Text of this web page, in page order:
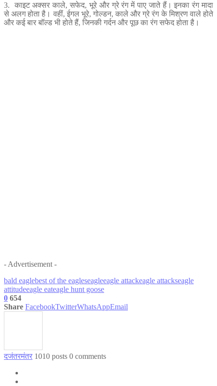
3. काइट अक्सर काले, सफेद, भूरे और ग्रे रंग में पाए जाते हैं। इनका रंग मादा
से अलग होता है। वहीं, ईगल भूरे, गोल्डन, काले और ग्रे रंग के मिश्रण वाले होते
और कई बार बॉल्ड भी होते हैं, जिनकी गर्दन और पूछ का रंग सफेद होता है।
- Advertisement -
bald eaglebest of the eagleseagleeagle attackeagle attackseagle
attitudeeagle eateagle hunt goose
0 654
Share FacebookTwitterWhatsAppEmail
दजंतरमंतर 1010 posts 0 comments